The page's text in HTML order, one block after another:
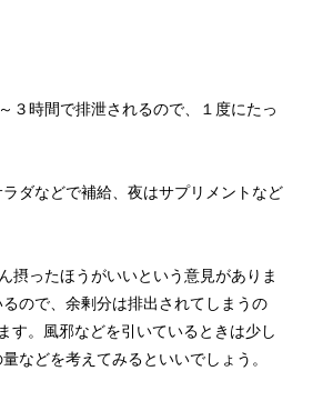
３時間で排泄されるので、１度にたっ
ダなどで補給、夜はサプリメントなど
摂ったほうがいいという意見がありま
ので、余剰分は排出されてしまうの
す。風邪などを引いているときは少し
などを考えてみるといいでしょう。